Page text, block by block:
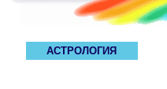
АСТРОЛОГИЯ